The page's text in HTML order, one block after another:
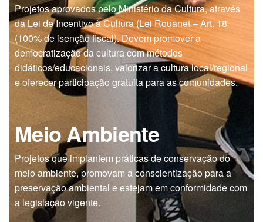
Projetos aprovados pelo Ministério da Cultura, através
da Lei de Incentivo à Cultura (Lei Rouanet – Art. 18
(100% de isenção fiscal). Devem promover a
democratização da cultura com métodos
didáticos/educacionais, valorizar a cultura local/regional
e oferecer participação gratuita para as comunidades.
Meio Ambiente
Projetos que implantem práticas de conservação do
meio ambiente, promovam a conscientização para a
preservação ambiental e estejam em conformidade com
a legislação vigente.